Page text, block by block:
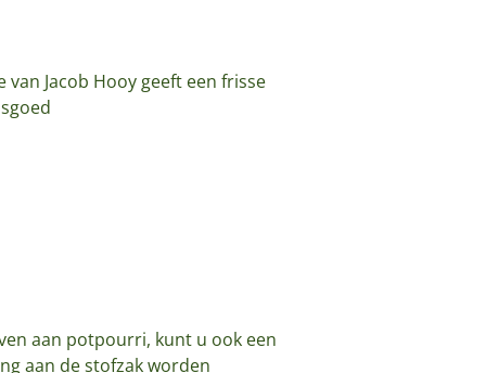
Jacob Hooy geeft een frisse
aan potpourri, kunt u ook een
aan de stofzak worden